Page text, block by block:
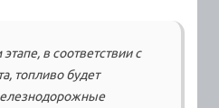
в соответствии с
топливо будет